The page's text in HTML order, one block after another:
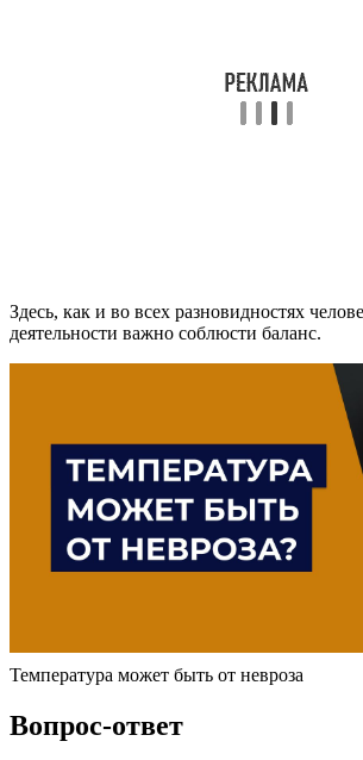
Здесь, как и во всех разновидностях
деятельности важно соблюсти баланс.
Температура может быть от невроза
Вопрос-ответ